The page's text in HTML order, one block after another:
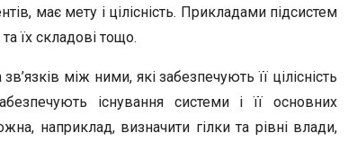
має мету і цілісність. Прикладами підсистем
їх складові тощо.
між ними, які забезпечують її цілісність
існування системи і її основних
наприклад, визначити гілки та рівні влади,